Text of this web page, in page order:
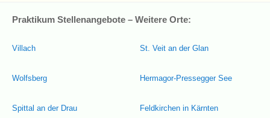
Praktikum Stellenangebote – Weitere Orte:
Villach
Wolfsberg
Spittal an der Drau
St. Veit an der Glan
Hermagor-Pressegger See
Feldkirchen in Kärnten